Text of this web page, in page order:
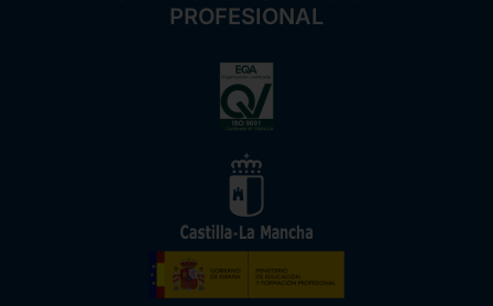
PROFESIONAL